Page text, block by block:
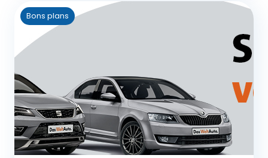
Bons plans